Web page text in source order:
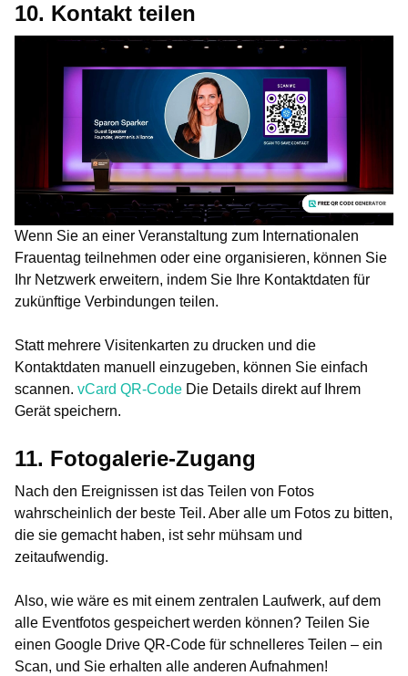
10. Kontakt teilen
Wenn Sie an einer Veranstaltung zum Internationalen
Frauentag teilnehmen oder eine organisieren, können Sie
Ihr Netzwerk erweitern, indem Sie Ihre Kontaktdaten für
zukünftige Verbindungen teilen.
Statt mehrere Visitenkarten zu drucken und die
Kontaktdaten manuell einzugeben, können Sie einfach
scannen. vCard QR-Code Die Details direkt auf Ihrem
Gerät speichern.
11. Fotogalerie-Zugang
Nach den Ereignissen ist das Teilen von Fotos
wahrscheinlich der beste Teil. Aber alle um Fotos zu bitten,
die sie gemacht haben, ist sehr mühsam und
zeitaufwendig.
Also, wie wäre es mit einem zentralen Laufwerk, auf dem
alle Eventfotos gespeichert werden können? Teilen Sie
einen Google Drive QR-Code für schnelleres Teilen – ein
Scan, und Sie erhalten alle anderen Aufnahmen!